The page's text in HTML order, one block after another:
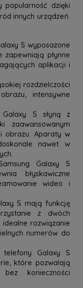
popularność dzięki
innych urządzeń.
S wyposażone
płynne
aplikacji i
rozdzielczości
intensywne
S słyną z
zaawansowanym
obrazu. Aparaty w
nawet w
Galaxy S
błyskawiczne
wideo i
S mają funkcję
z dwóch
rozwiązanie
numerów do
Galaxy S
które pozwalają
konieczności